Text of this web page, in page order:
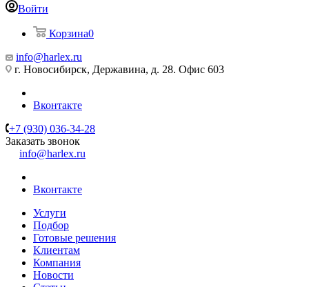
Войти
Корзина0
info@harlex.ru
г. Новосибирск, Державина, д. 28. Офис 603
Вконтакте
+7 (930) 036-34-28
Заказать звонок
info@harlex.ru
Вконтакте
Услуги
Подбор
Готовые решения
Клиентам
Компания
Новости